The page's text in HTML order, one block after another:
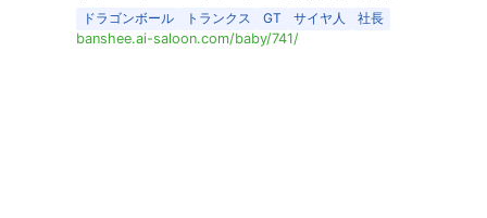
ドラゴンボール トランクス GT サイヤ人
社長
banshee.ai-saloon.com/baby/741/